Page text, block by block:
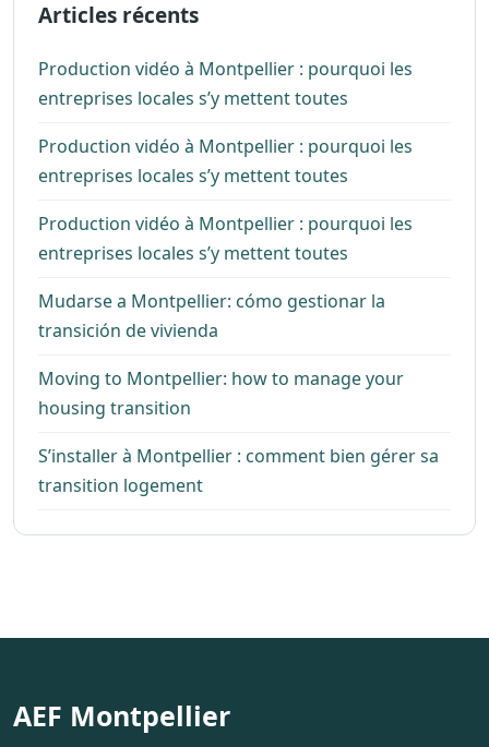
Articles récents
Production vidéo à Montpellier : pourquoi les
entreprises locales s’y mettent toutes
Production vidéo à Montpellier : pourquoi les
entreprises locales s’y mettent toutes
Production vidéo à Montpellier : pourquoi les
entreprises locales s’y mettent toutes
Mudarse a Montpellier: cómo gestionar la
transición de vivienda
Moving to Montpellier: how to manage your
housing transition
S’installer à Montpellier : comment bien gérer sa
transition logement
AEF Montpellier